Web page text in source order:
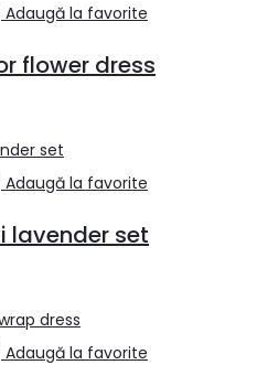
Adaugă la favorite
flower dress
Adaugă la favorite
lavender set
Adaugă la favorite